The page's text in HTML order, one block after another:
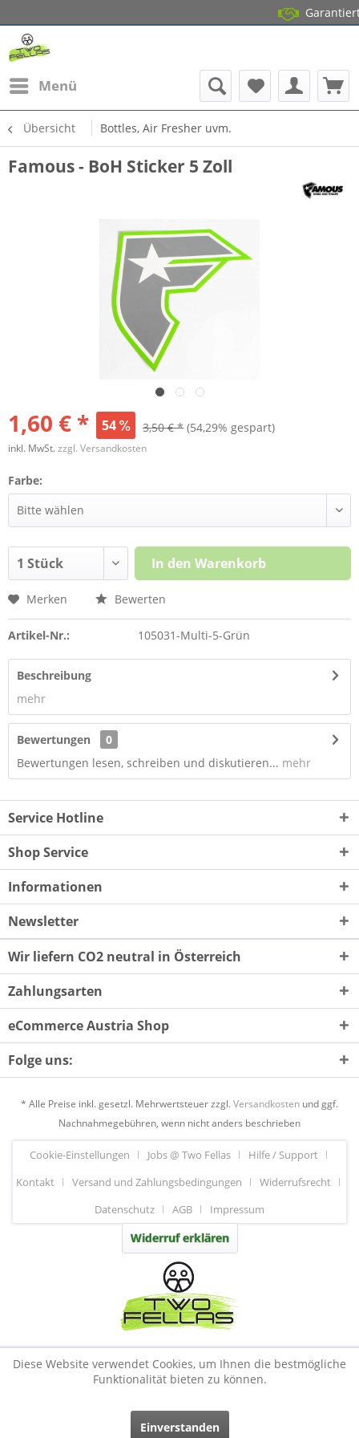
14 Tage
Garantierter
Menü
Übersicht Bottles, Air Fresher uvm.
Famous - BoH Sticker 5 Zoll
1,60 € * 54 3,50 € * (54,29% gespart)
inkl. MwSt.zzgl. Versandkosten
Farbe:
In den Warenkorb
Merken Bewerten
Artikel-Nr.: 105031-Multi-5-Grün
Beschreibung
mehr
Bewertungen
0
Bewertungen lesen, schreiben und diskutieren... mehr
Service Hotline
Shop Service
Informationen
Newsletter
Wir liefern CO2 neutral in Österreich
Zahlungsarten
eCommerce Austria Shop
Folge uns:
* Alle Preise inkl. gesetzl. Mehrwertsteuer zzgl.Versandkosten und ggf.
Nachnahmegebühren, wenn nicht anders beschrieben
Cookie-Einstellungen Jobs @ Two Fellas
Hilfe / Support
Kontakt
Versand und Zahlungsbedingungen
Widerrufsrecht
Datenschutz
AGB Impressum
Widerruf erklären
Diese Website verwendet Cookies, um Ihnen die bestmögliche
Funktionalität bieten zu können.
Einverstanden